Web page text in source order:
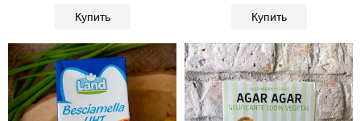
Купить
Купить